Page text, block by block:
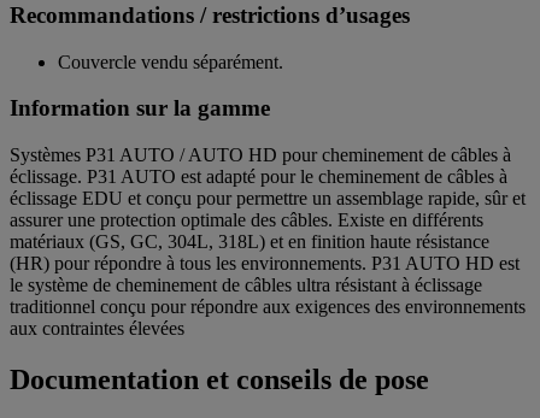
Recommandations / restrictions d’usages
Couvercle vendu séparément.
Information sur la gamme
Systèmes P31 AUTO / AUTO HD pour cheminement de câbles à
éclissage. P31 AUTO est adapté pour le cheminement de câbles à
éclissage EDU et conçu pour permettre un assemblage rapide, sûr et
assurer une protection optimale des câbles. Existe en différents
matériaux (GS, GC, 304L, 318L) et en finition haute résistance
(HR) pour répondre à tous les environnements. P31 AUTO HD est
le système de cheminement de câbles ultra résistant à éclissage
traditionnel conçu pour répondre aux exigences des environnements
aux contraintes élevées
Documentation et conseils de pose